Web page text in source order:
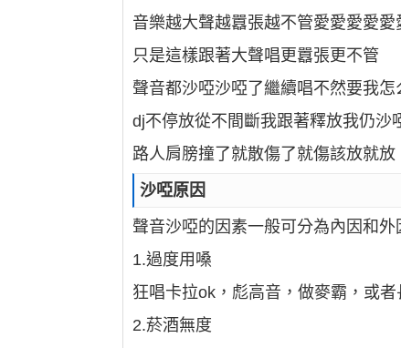
音樂越大聲越囂張越不管愛愛愛愛愛
只是這樣跟著大聲唱更囂張更不管
聲音都沙啞沙啞了繼續唱不然要我怎
dj不停放從不間斷我跟著釋放我仍沙
路人肩膀撞了就散傷了就傷該放就放
沙啞原因
聲音沙啞的因素一般可分為內因和
1.過度用嗓
狂唱卡拉ok，彪高音，做麥霸，或
2.菸酒無度